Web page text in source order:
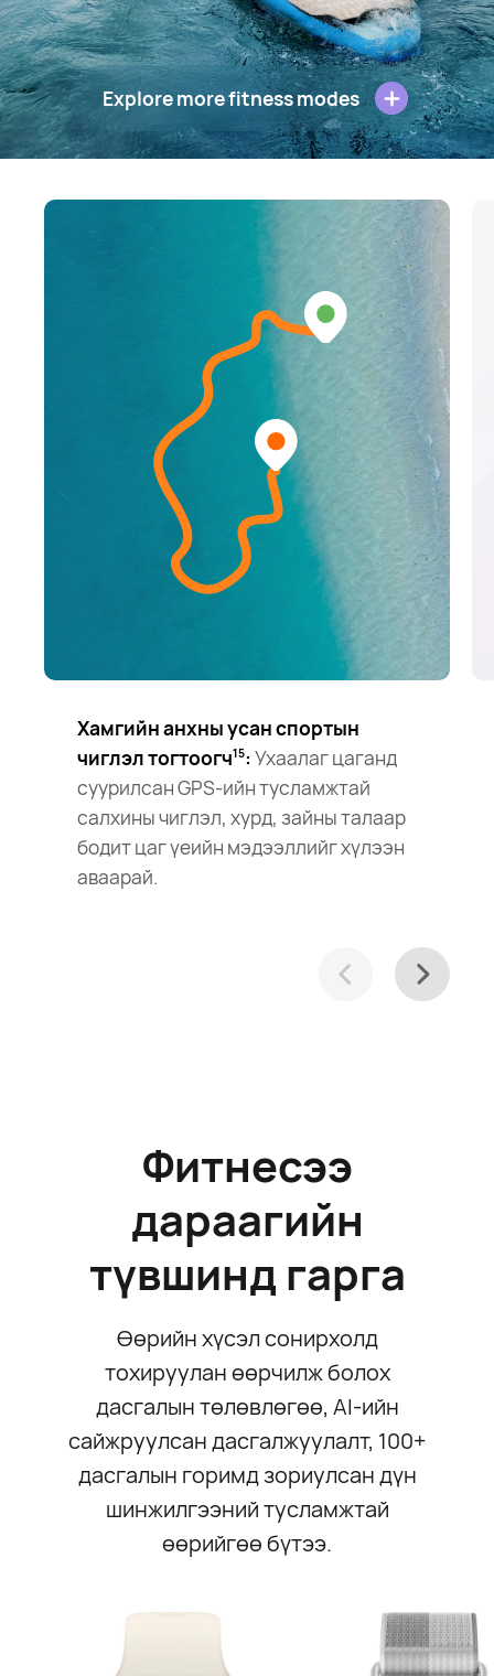
Explore more fitness modes
Хамгийн анхны усан спортын
чиглэл тогтоогч15: Ухаалаг цаганд
суурилсан GPS-ийн тусламжтай
салхины чиглэл, хурд, зайны талаар
бодит цаг үеийн мэдээллийг хүлээн
аваарай.
Фитнесээ
дараагийн
түвшинд гарга
Өөрийн хүсэл сонирхолд
тохируулан өөрчилж болох
дасгалын төлөвлөгөө, AI-ийн
сайжруулсан дасгалжуулалт, 100+
дасгалын горимд зориулсан дүн
шинжилгээний тусламжтай
өөрийгөө бүтээ.⁠